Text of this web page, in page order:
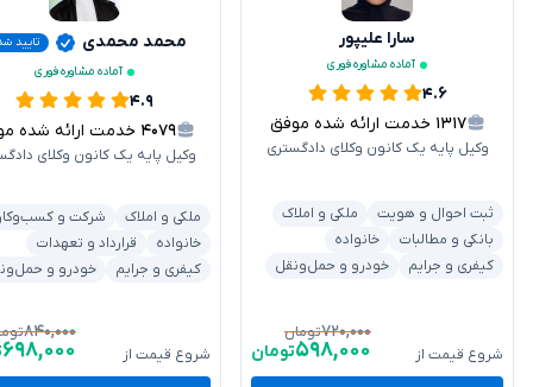
سارا علیپور
آماده مشاوره فوری
۴.۶
۱۳۱۷ خدمت ارائه شده موفق
وکیل پایه یک کانون وکلای دادگستری
ثبت احوال و هویت
ملکی و املاک
بانکی و مطالبات
خانواده
کیفری و جرایم
خودرو و حمل‌ونقل
شروع قیمت از
۷۲۰,۰۰۰تومان
۵۹۸,۰۰۰تومان
محمد محمدی
تایید
آماده مشاوره فوری
۴.۹
۴۰۷۹ خدمت ارائه شده موفق
وکیل پایه یک کانون وکلای
ملکی و املاک
شرکت و
خانواده
قرارداد و تعهدات
کیفری و جرایم
خودرو و
شروع قیمت از
۸۴۰,۰۰۰
۶۹۸,۰۰۰